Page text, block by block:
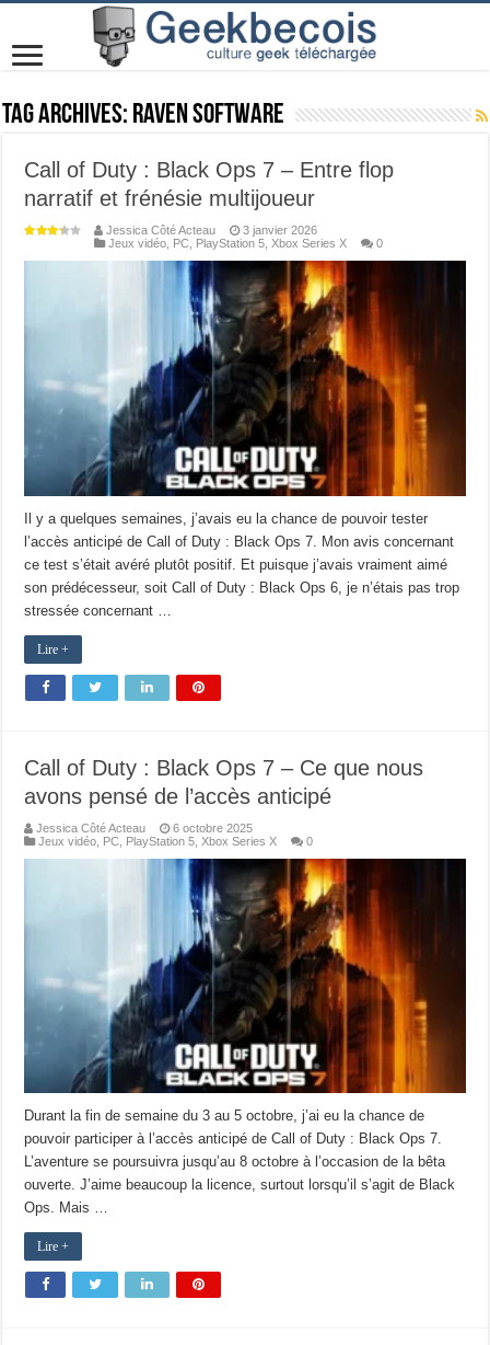
Tag Archives: Raven Software
Call of Duty : Black Ops 7 – Entre flop
narratif et frénésie multijoueur
Jessica Côté Acteau
3 janvier 2026
Jeux vidéo PC PlayStation 5 ,Xbox Series X 0
Il y a quelques semaines, j’avais eu la chance de pouvoir tester
l’accès anticipé de Call of Duty : Black Ops 7. Mon avis concernant
ce test s’était avéré plutôt positif. Et puisque j’avais vraiment aimé
son prédécesseur, soit Call of Duty : Black Ops 6, je n’étais pas trop
stressée concernant …
Lire +
Call of Duty : Black Ops 7 – Ce que nous
avons pensé de l’accès anticipé
Jessica Côté Acteau
6 octobre 2025
Jeux vidéo PC PlayStation 5 ,Xbox Series X 0
Durant la fin de semaine du 3 au 5 octobre, j’ai eu la chance de
pouvoir participer à l’accès anticipé de Call of Duty : Black Ops 7.
L’aventure se poursuivra jusqu’au 8 octobre à l’occasion de la bêta
ouverte. J’aime beaucoup la licence, surtout lorsqu’il s’agit de Black
Ops. Mais …
Lire +